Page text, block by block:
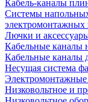
Кабель-каналы
Системы
электромонтажных
Лючки и
Кабельные каналы
Кабельные каналы
Несущая система
Низковольтное и